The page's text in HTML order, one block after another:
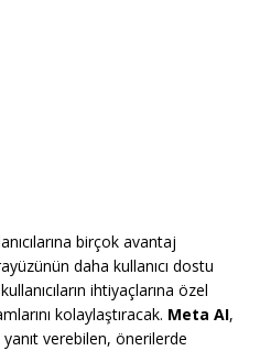
birçok avantaj
daha kullanıcı dostu
ihtiyaçlarına özel
kolaylaştıracak. Meta AI,
yanıt verebilen, önerilerde